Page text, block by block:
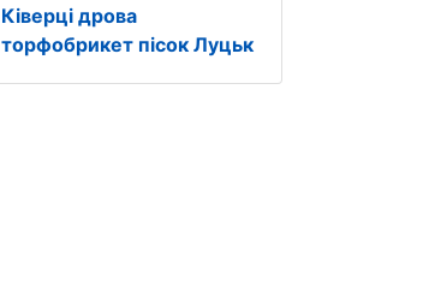
Ківерці дрова
торфобрикет пісок Луцьк